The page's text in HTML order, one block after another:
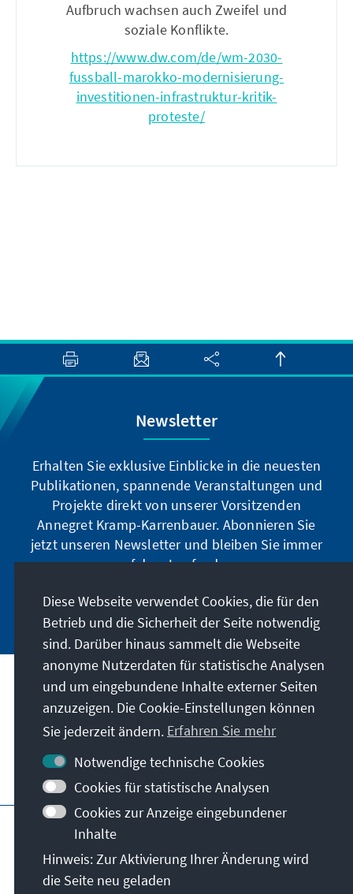
Aufbruch wachsen auch Zweifel und
soziale Konflikte.
https://www.dw.com/de/wm-2030-
fussball-marokko-modernisierung-
investitionen-infrastruktur-kritik-
proteste/
Newsletter
Erhalten Sie exklusive Einblicke in die neuesten
Publikationen, spannende Veranstaltungen und
Projekte direkt von unserer Vorsitzenden
Annegret Kramp-Karrenbauer. Abonnieren Sie
jetzt unseren Newsletter und bleiben Sie immer
auf dem Laufenden.
Jetzt abonnieren
Unser Auftrag
Kontakt
Weitere Angebote der Stiftung
Impressum
Datenschutz
Nutzungsbedingungen
Erklärung zur Barrierefreiheit
Barriere melden
Sitemap
Diese Webseite verwendet Cookies, die für den
Betrieb und die Sicherheit der Seite notwendig
sind. Darüber hinaus sammelt die Webseite
anonyme Nutzerdaten für statistische Analysen
und um eingebundene Inhalte externer Seiten
anzuzeigen. Die Cookie-Einstellungen können
Sie jederzeit ändern. Erfahren Sie mehr
Notwendige technische Cookies
Cookies für statistische Analysen
Cookies zur Anzeige eingebundener
Inhalte
Hinweis: Zur Aktivierung Ihrer Änderung wird
die Seite neu geladen